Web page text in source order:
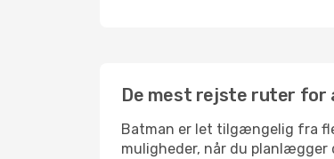
De mest rejste ruter for
Batman er let tilgængelig fra
muligheder, når du planlægger